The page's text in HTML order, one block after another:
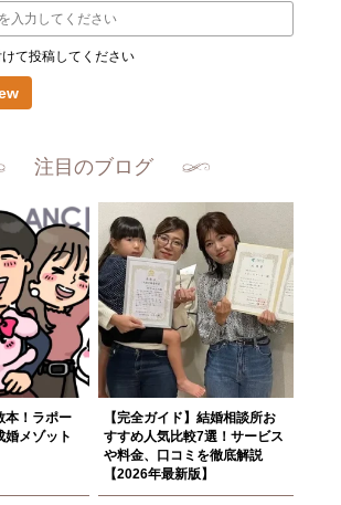
て投稿してください
注目のブログ
本！ラポー
婚メゾット
【完全ガイド】結婚相談所お
すすめ人気比較7選！サービス
や料金、口コミを徹底解説
【2026年最新版】